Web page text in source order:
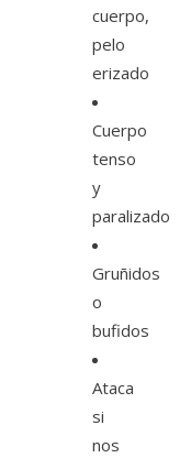
cuerpo,
pelo
erizado
Cuerpo
tenso
y
paralizado
Gruñidos
o
bufidos
Ataca
si
nos